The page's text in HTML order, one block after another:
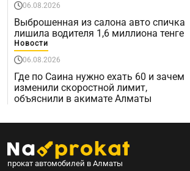
06.08.2026
Выброшенная из салона авто спичка
лишила водителя 1,6 миллиона тенге
Новости
06.08.2026
Где по Саина нужно ехать 60 и зачем
изменили скоростной лимит,
объяснили в акимате Алматы
прокат автомобилей в Алматы